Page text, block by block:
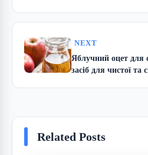
NEXT
Яблучний оцет для
засіб для чистої та
Related Posts